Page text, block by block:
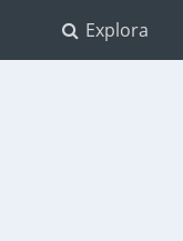
Explora